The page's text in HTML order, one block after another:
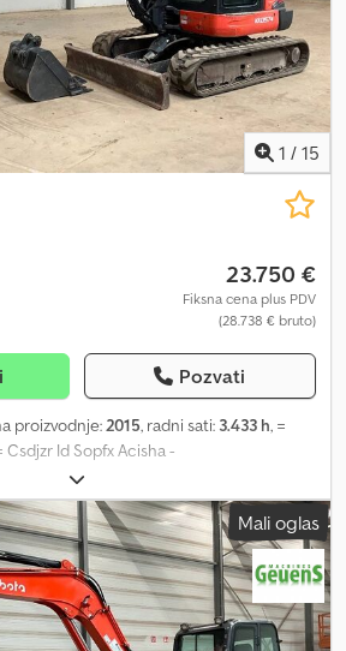
1 / 15
23.750 €
Fiksna cena plus PDV
(28.738 € bruto)
Pozvati
proizvodnje:2015, radni sati: 3.433 h, =
Id Sopfx Acisha -
brza spojka - Planirska kašika -
= Dodatne informacije = Namena:
Prazna masa: 5.545 kg Za više
Geert Geuensa.
Mali oglas